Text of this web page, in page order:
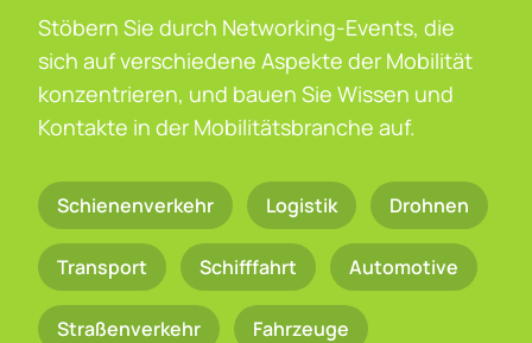
Stöbern Sie durch Networking-Events, die
sich auf verschiedene Aspekte der Mobilität
konzentrieren, und bauen Sie Wissen und
Kontakte in der Mobilitätsbranche auf.
Schienenverkehr Logistik Drohnen
Transport Schifffahrt Automotive
Straßenverkehr Fahrzeuge